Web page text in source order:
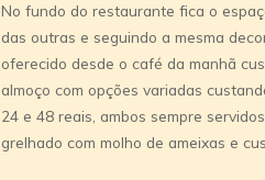
No fundo do restaurante fica o
das outras e seguindo a mesma
oferecido desde o café da manhã
almoço com opções variadas
24 e 48 reais, ambos sempre
grelhado com molho de ameixas e